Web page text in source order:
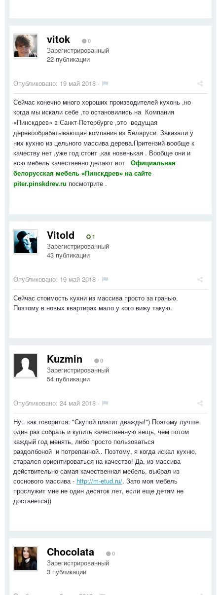
vitok 0
Зарегистрированный
22 публикации
Опубликовано: 19 май 2018 ·
Сейчас конечно много хороших производителей кухонь ,но
когда мы искали себе ,то остановились на Компания
«Пинскдрев» в Санкт-Петербурге ,это ведущая
деревообрабатывающая компания из Беларуси. Заказали у
них кухню из цельного массива дерева.Притензий вообще к
качеству нет ,уже год стоит ,как новенькая . Вообще они и
всю мебель качественно делают вот
Официальная
белорусская мебель «Пинскдрев» на сайте
piter.pinskdrev.ru посмотрите .
Vitold 1
Зарегистрированный
43 публикации
Опубликовано: 19 май 2018 ·
Сейчас стоимость кухни из массива просто за гранью.
Поэтому в новых квартирах мало у кого вижу такую.
Kuzmin 0
Зарегистрированный
54 публикации
Опубликовано: 24 май 2018 ·
Ну.. как говорится: "Скупой платит дважды!") Поэтому лучше
один раз собрать и купить качественную вещь, чем потом
каждый год менять, либо просто пользоваться
раздолбоной и потрепанной.. Поэтому, я когда искал кухню,
старался ориентироваться на качество! Да, из массива
действительно самая качественная мебель, выбрал из
соснового массива - http://m-etud.ru/. Зато моя мебель
прослужит мне не один десяток лет, если еще детям не
достанется))
Chocolata 0
Зарегистрированный
3 публикации